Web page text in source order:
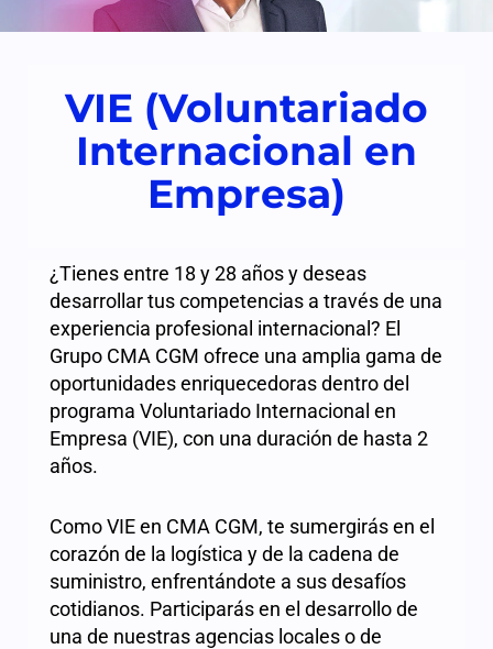
VIE (Voluntariado
Internacional en
Empresa)
¿Tienes entre 18 y 28 años y deseas
desarrollar tus competencias a través de una
experiencia profesional internacional? El
Grupo CMA CGM ofrece una amplia gama de
oportunidades enriquecedoras dentro del
programa Voluntariado Internacional en
Empresa (VIE), con una duración de hasta 2
años.
Como VIE en CMA CGM, te sumergirás en el
corazón de la logística y de la cadena de
suministro, enfrentándote a sus desafíos
cotidianos. Participarás en el desarrollo de
una de nuestras agencias locales o de